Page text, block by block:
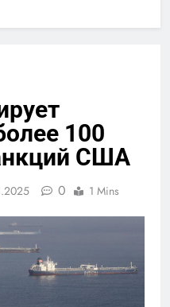
100
США
0 1 Mins